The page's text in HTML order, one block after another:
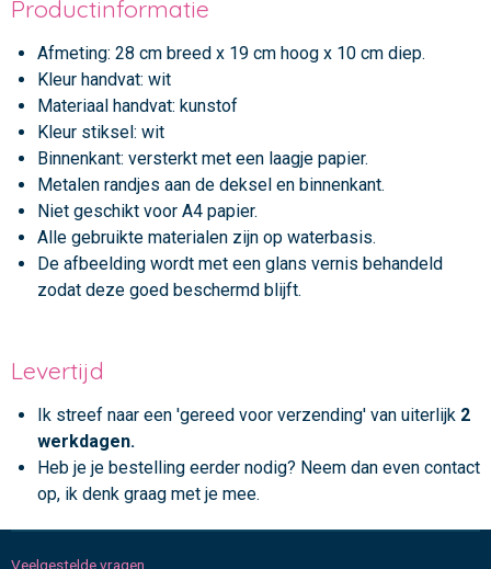
Productinformatie
Afmeting: 28 cm breed x 19 cm hoog x 10 cm diep.
Kleur handvat: wit
Materiaal handvat: kunstof
Kleur stiksel: wit
Binnenkant: versterkt met een laagje papier.
Metalen randjes aan de deksel en binnenkant.
Niet geschikt voor A4 papier.
Alle gebruikte materialen zijn op waterbasis.
De afbeelding wordt met een glans vernis behandeld
zodat deze goed beschermd blijft.
Levertijd
Ik streef naar een 'gereed voor verzending' van uiterlijk 2
werkdagen.
Heb je je bestelling eerder nodig? Neem dan even contact
op, ik denk graag met je mee.
Veelgestelde vragen